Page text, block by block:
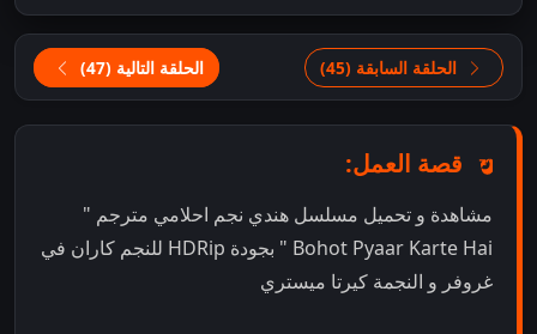
الحلقة السابقة (45) الحلقة التالية (47)
قصة العمل:
مشاهدة و تحميل مسلسل هندي نجم احلامي مترجم "
Bohot Pyaar Karte Hai " بجودة HDRip للنجم كاران في
غروفر و النجمة كيرتا ميستري